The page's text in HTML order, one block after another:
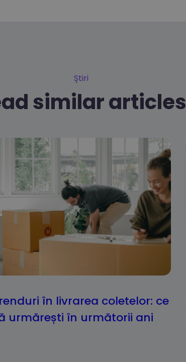
Știri
similar articles
în livrarea coletelor: ce
urmărești în următorii ani